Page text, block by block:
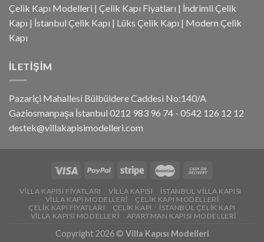
Çelik Kapı Modelleri | Çelik Kapı Fiyatları | İndrimli Çelik
Kapı | İstanbul Çelik Kapı | Lüks Çelik Kapı | Modern Çelik
Kapı
İLETIŞIM
Pazariçi Mahallesi Bülbüldere Caddesi No:140/A
Gaziosmanpaşa İstanbul 0212 983 96 74 - 0542 126 12 12
destek@villakapisimodelleri.com
VILLA KAPISI FIYATLARI VILLA KAPISI
İSTANBUL VILLA KAPISI
VILLA KAPI MODELLERI
ÇELIK KAPI MODELLERI
ÇELIK KAPI FIYATLARI
ÇELIK KAPI
İSTANBUL ÇELIK KAPI
VILLA KAPISI MODELLERI
APARTMAN KAPISI MODELLERI
Copyright 2026 © Villa Kapısı Modelleri